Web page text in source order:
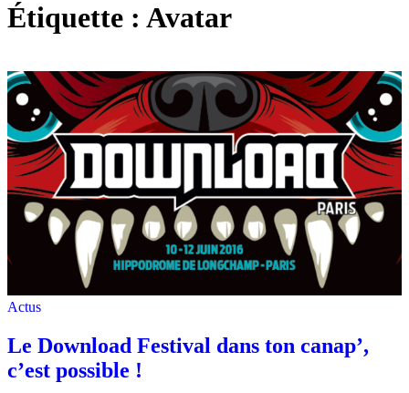
Étiquette : Avatar
Actus
Le Download Festival dans ton canap’,
c’est possible !